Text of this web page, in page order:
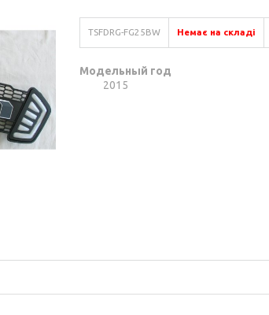
TSFDRG-FG25BW Немає на складі
Модельный год
2015